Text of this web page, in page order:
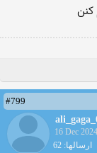
کنن
#799
16 Dec
ارسالها: 62